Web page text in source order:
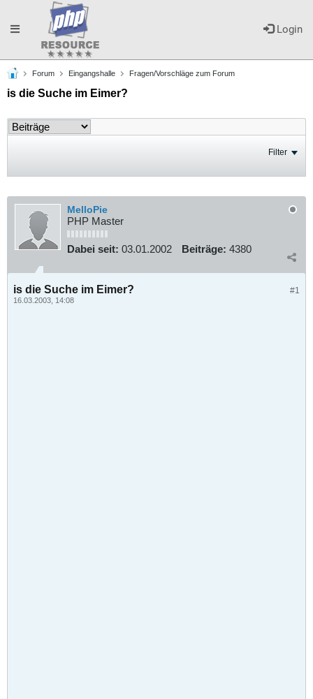
Login
Toggle
navigation
Forum Eingangshalle Fragen/Vorschläge zum Forum
is die Suche im Eimer?
Filter
MelloPie
PHP Master
Dabei seit: 03.01.2002 Beiträge: 4380
#1
is die Suche im Eimer?
16.03.2003, 14:08